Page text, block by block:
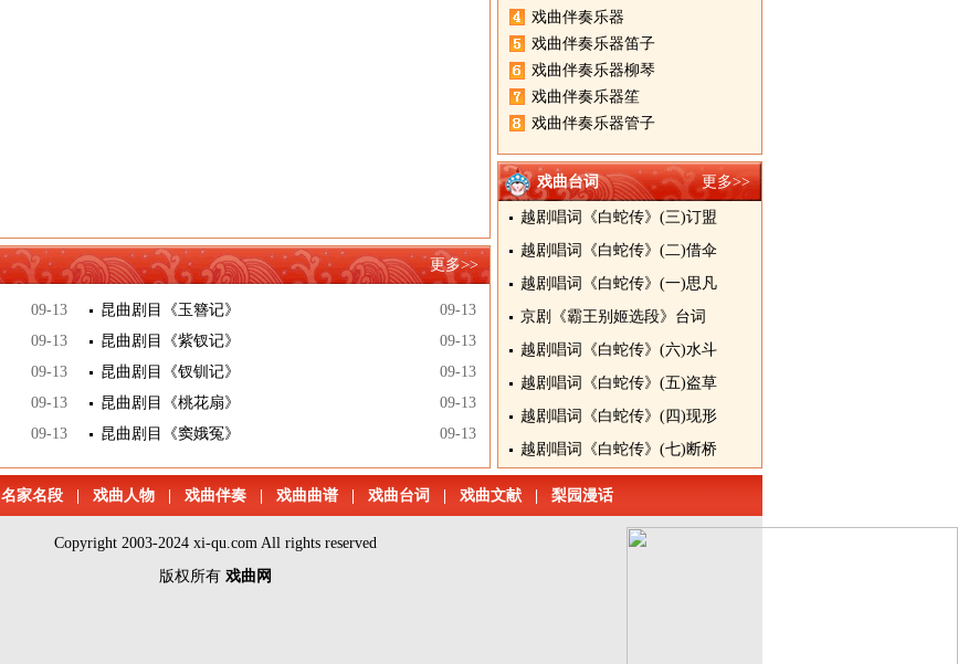
戏曲伴奏乐器
戏曲伴奏乐器笛子
戏曲伴奏乐器柳琴
戏曲伴奏乐器笙
戏曲伴奏乐器管子
更多>>
戏曲台词
越剧唱词《白蛇传》(三)订盟
越剧唱词《白蛇传》(二)借伞
越剧唱词《白蛇传》(一)思凡
京剧《霸王别姬选段》台词
越剧唱词《白蛇传》(六)水斗
越剧唱词《白蛇传》(五)盗草
越剧唱词《白蛇传》(四)现形
越剧唱词《白蛇传》(七)断桥
更多>>
09-13 09-13
昆曲剧目《玉簪记》
09-13
09-13
昆曲剧目《紫钗记》
09-13
09-13
昆曲剧目《钗钏记》
09-13
09-13
昆曲剧目《桃花扇》
09-13
09-13
昆曲剧目《窦娥冤》
名家名段 戏曲人物 戏曲伴奏 戏曲曲谱 戏曲台词 戏曲文献 梨园漫话
Copyright 2003-2024 xi-qu.com All rights reserved
版权所有 戏曲网